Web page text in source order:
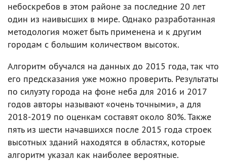
небоскребов в этом районе за последние 20 лет
один из наивысших в мире. Однако разработанная
методология может быть применена и к другим
городам с большим количеством высоток.
Алгоритм обучался на данных до 2015 года, так что
его предсказания уже можно проверить. Результаты
по силуэту города на фоне неба для 2016 и 2017
годов авторы называют «очень точными», а для
2018-2019 по оценкам составят около 80%. Также
пять из шести начавшихся после 2015 года строек
высотных зданий находятся в областях, которые
алгоритм указал как наиболее вероятные.